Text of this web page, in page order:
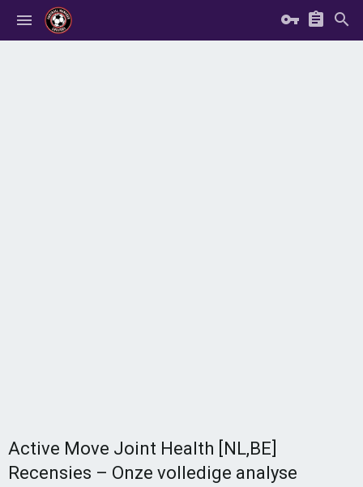
Active Move Joint Health [NL,BE]
Recensies – Onze volledige analyse